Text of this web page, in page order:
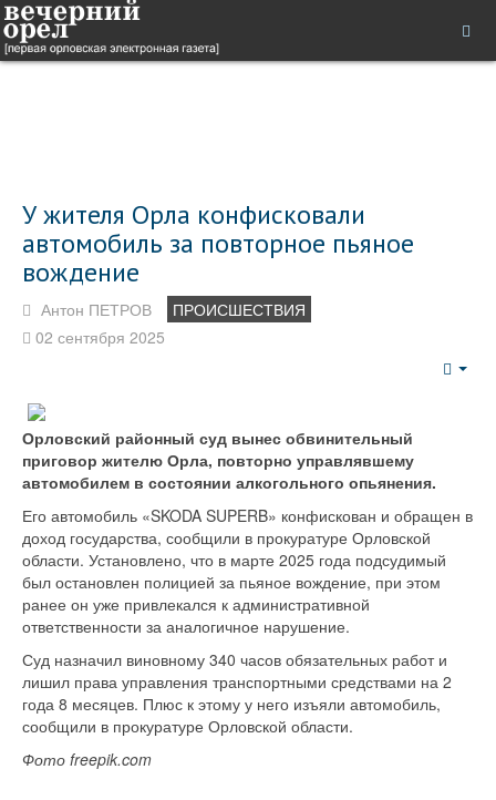
У жителя Орла конфисковали
автомобиль за повторное пьяное
вождение
Антон ПЕТРОВ
ПРОИСШЕСТВИЯ
02 сентября 2025
Орловский районный суд вынес обвинительный
приговор жителю Орла, повторно управлявшему
автомобилем в состоянии алкогольного опьянения.
Его автомобиль «SKODA SUPERB» конфискован и обращен в
доход государства, сообщили в прокуратуре Орловской
области. Установлено, что в марте 2025 года подсудимый
был остановлен полицией за пьяное вождение, при этом
ранее он уже привлекался к административной
ответственности за аналогичное нарушение.
Суд назначил виновному 340 часов обязательных работ и
лишил права управления транспортными средствами на 2
года 8 месяцев. Плюс к этому у него изъяли автомобиль,
сообщили в прокуратуре Орловской области.
Фото freepik.com